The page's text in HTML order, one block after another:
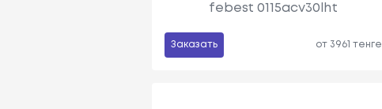
febest 0115acv30lht
Заказать от 3961 тенге